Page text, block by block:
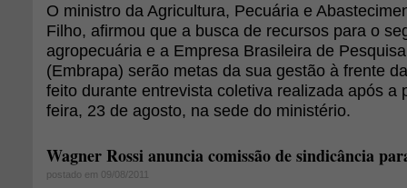
O ministro da Agricultura, Pecuária e
Filho, afirmou que a busca de recursos para o
agropecuária e a Empresa Brasileira de
(Embrapa) serão metas da sua gestão à frente
feito durante entrevista coletiva realizada após a
feira, 23 de agosto, na sede do ministério.
Wagner Rossi anuncia comissão de sindicância
postado em 09/08/2011